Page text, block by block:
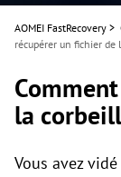
AOMEI FastRecovery >
récupérer un fichier
la
Vous avez